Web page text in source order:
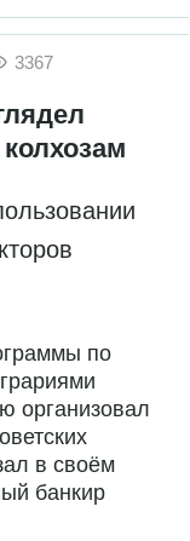
3367
по
организовал
в своём
банкир